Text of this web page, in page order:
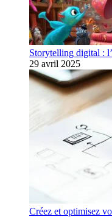
Storytelling digital :
29 avril 2025
Créez et optimisez